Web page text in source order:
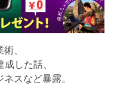
、
した話、
スなど暴露。